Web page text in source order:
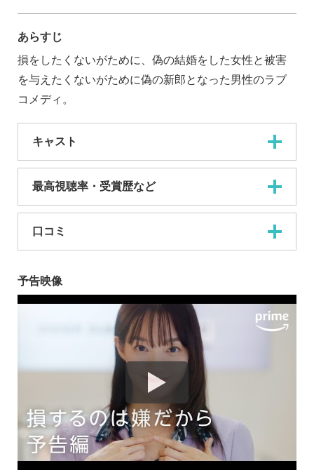
あらすじ
損をしたくないがために、偽の結婚をした女性と被害
を与えたくないがために偽の新郎となった男性のラブ
コメディ。
キャスト
最高視聴率・受賞歴など
口コミ
予告映像